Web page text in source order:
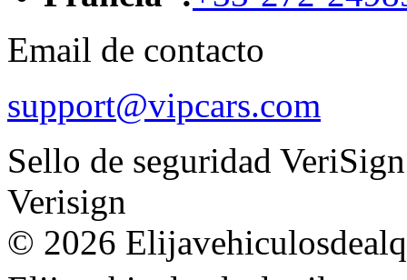
Email de contacto
support@vipcars.com
Sello de seguridad VeriSign
Verisign
© 2026